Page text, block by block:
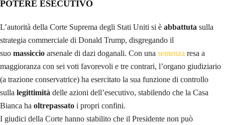
POTERE ESECUTIVO
L’autorità della Corte Suprema degli Stati Uniti si è abbattuta sulla
strategia commerciale di Donald Trump, disgregando il
suo massiccio arsenale di dazi doganali. Con una sentenza resa a
maggioranza con sei voti favorevoli e tre contrari, l’organo giudiziario
(a trazione conservatrice) ha esercitato la sua funzione di controllo
sulla legittimità delle azioni dell’esecutivo, stabilendo che la Casa
Bianca ha oltrepassato i propri confini.
I giudici della Corte hanno stabilito che il Presidente non può